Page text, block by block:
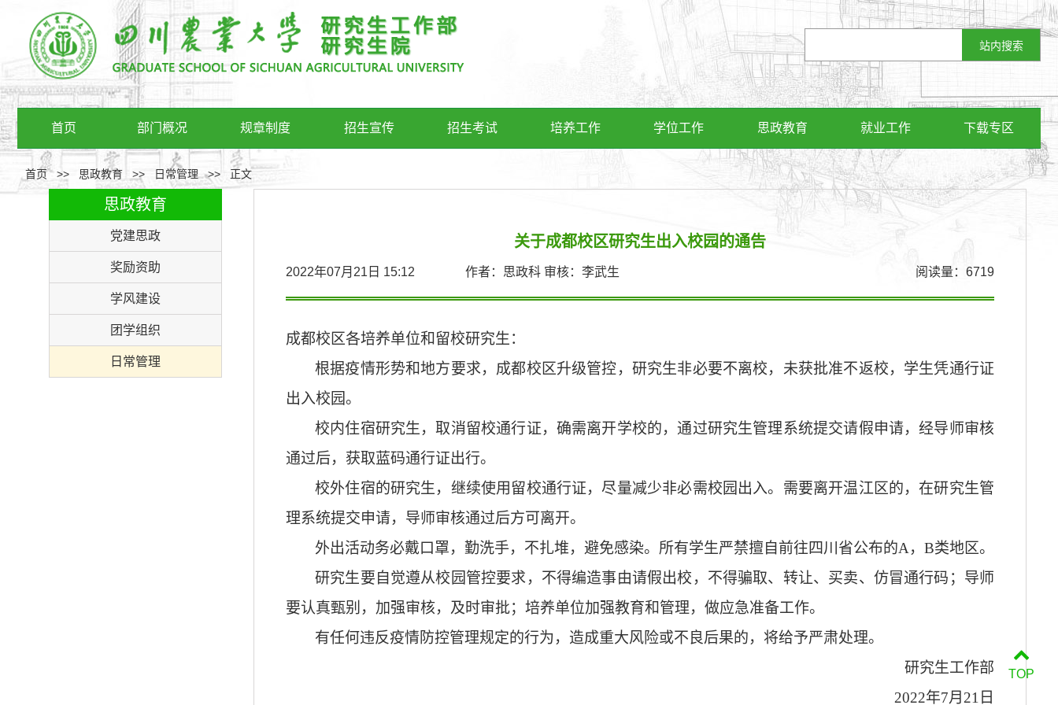
首页 部门概况 规章制度 招生宣传 招生考试 培养工作 学位工作 思政教育 就业工作 下载专区
首页>> 思政教育 >> 日常管理 >> 正文
思政教育
党建思政
奖励资助
学风建设
团学组织
日常管理
关于成都校区研究生出入校园的通告
2022年07月21日 15:12 作者：思政科 审核：李武生 阅读量： 6719
成都校区各培养单位和留校研究生：
根据疫情形势和地方要求，成都校区升级管控，研究生非必要不离校，未获批准不返校，学生凭通行证
出入校园。
校内住宿研究生，取消留校通行证，确需离开学校的，通过研究生管理系统提交请假申请，经导师审核
通过后，获取蓝码通行证出行。
校外住宿的研究生，继续使用留校通行证，尽量减少非必需校园出入。需要离开温江区的，在研究生管
理系统提交申请，导师审核通过后方可离开。
外出活动务必戴口罩，勤洗手，不扎堆，避免感染。所有学生严禁擅自前往四川省公布的A ， B类地区。
研究生要自觉遵从校园管控要求，不得编造事由请假出校，不得骗取、转让、买卖、仿冒通行码；导师
要认真甄别，加强审核，及时审批；培养单位加强教育和管理，做应急准备工作。
有任何违反疫情防控管理规定的行为，造成重大风险或不良后果的，将给予严肃处理。
研究生工作部
2022年7月 21 日
TOP